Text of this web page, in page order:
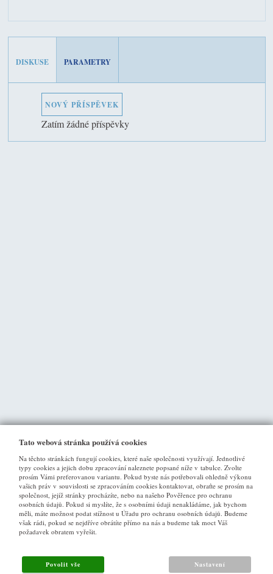
DISKUSE PARAMETRY
NOVÝ PŘÍSPĚVEK
Zatím žádné příspěvky
VŠE O NÁKUPU
Jak nakupovat
Tato webová stránka používá cookies
Na těchto stránkách fungují cookies, které naše společnosti využívají. Jednotlivé
typy cookies a jejich dobu zpracování naleznete popsané níže v tabulce. Zvolte
prosím Vámi preferovanou variantu. Pokud byste nás potřebovali ohledně výkonu
vašich práv v souvislosti se zpracováním cookies kontaktovat, obraťte se prosím na
společnost, jejíž stránky procházíte, nebo na našeho Pověřence pro ochranu
osobních údajů. Pokud si myslíte, že s osobními údaji nenakládáme, jak bychom
měli, máte možnost podat stížnost u Úřadu pro ochranu osobních údajů. Budeme
však rádi, pokud se nejdříve obrátíte přímo na nás a budeme tak moct Váš
požadavek obratem vyřešit.
Povolit vše
Nastavení